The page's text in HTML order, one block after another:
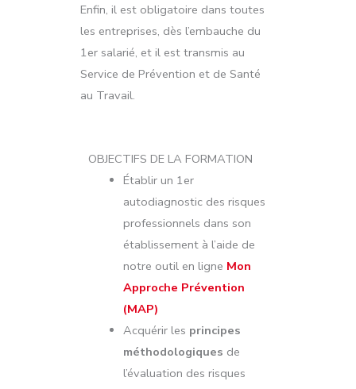
Enfin, il est obligatoire dans toutes
les entreprises, dès l’embauche du
1er salarié, et il est transmis au
Service de Prévention et de Santé
au Travail.
OBJECTIFS DE LA FORMATION
Établir un 1er
autodiagnostic des risques
professionnels dans son
établissement à l’aide de
notre outil en ligne Mon
Approche Prévention
(MAP)
Acquérir les principes
méthodologiques de
l’évaluation des risques